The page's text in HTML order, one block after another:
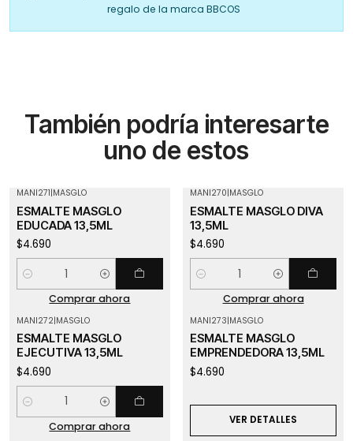
regalo de la marca BBCOS
También podría interesarte
uno de estos
MANI271|MASGLO
ESMALTE MASGLO
EDUCADA 13,5ML
$4.690
Cantidad
Comprar ahora
MANI270|MASGLO
ESMALTE MASGLO DIVA
13,5ML
$4.690
Cantidad
Comprar ahora
MANI272|MASGLO
ESMALTE MASGLO
EJECUTIVA 13,5ML
$4.690
Cantidad
Comprar ahora
MANI273|MASGLO
ESMALTE MASGLO
EMPRENDEDORA 13,5ML
$4.690
VER DETALLES